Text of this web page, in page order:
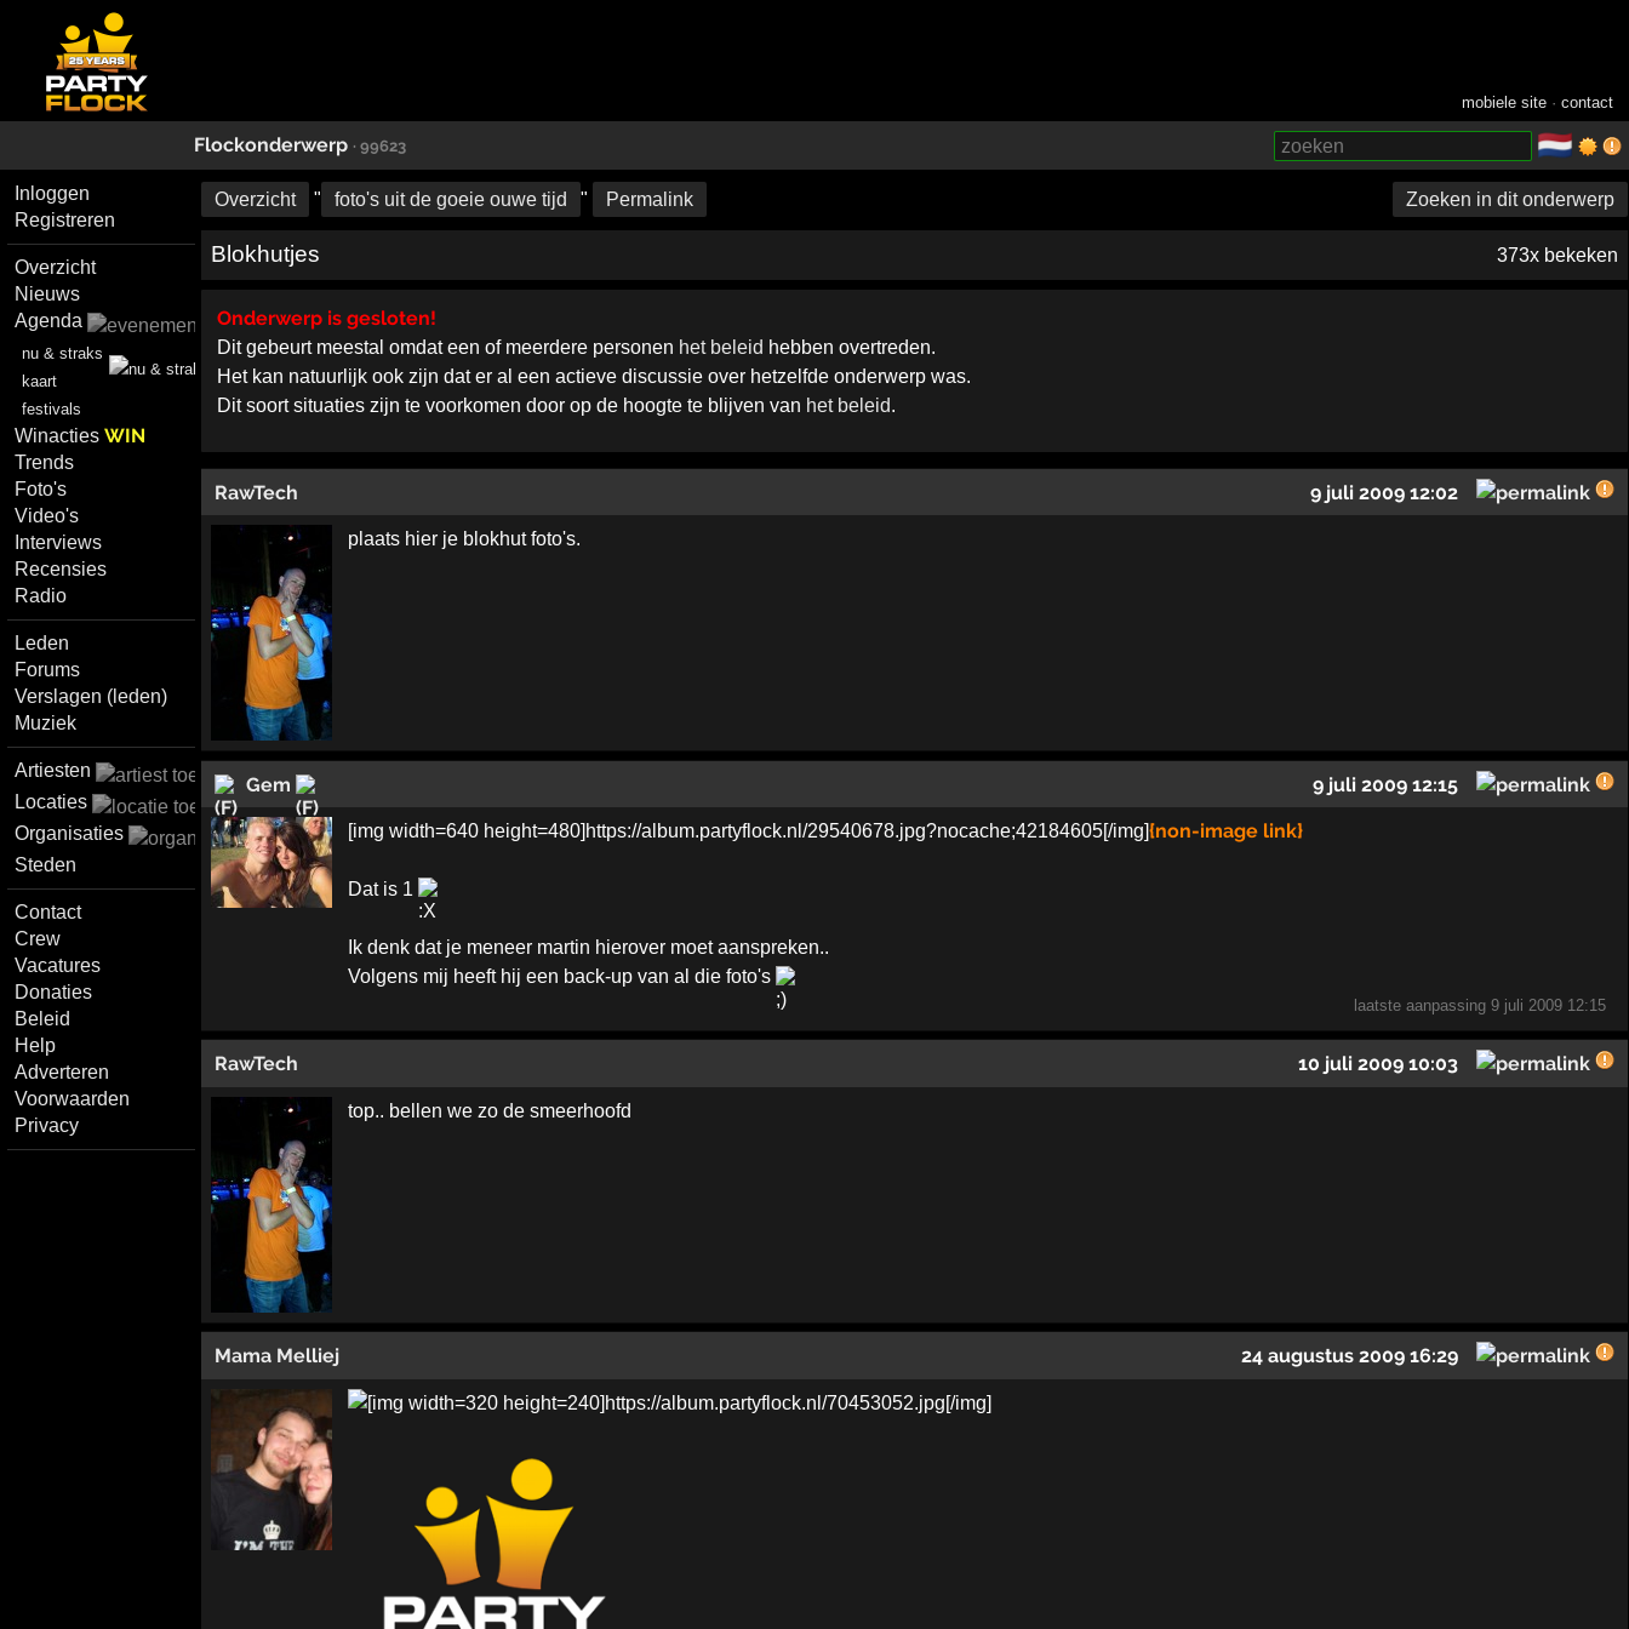
mobiele site ·contact
Flockonderwerp · 99623 🇳🇱
Inloggen
Registreren
Overzicht
Nieuws
Agenda
nu & straks
kaart
festivals
WinactiesWIN
Trends
Foto's
Video's
Interviews
Recensies
Radio
Leden
Forums
Verslagen (leden)
Muziek
Artiesten
Locaties
Organisaties
Steden
Contact
Crew
Vacatures
Donaties
Beleid
Help
Adverteren
Voorwaarden
Privacy
Overzicht " foto's uit de goeie ouwe tijd " Permalink Zoeken in dit onderwerp
Blokhutjes 373x bekeken
Onderwerp is gesloten!
Dit gebeurt meestal omdat een of meerdere personen het beleid hebben overtreden.
Het kan natuurlijk ook zijn dat er al een actieve discussie over hetzelfde onderwerp was.
Dit soort situaties zijn te voorkomen door op de hoogte te blijven van het beleid.
RawTech 9 juli 2009 12:02
plaats hier je blokhut foto's.
Gem 9 juli 2009 12:15
[img width=640 height=480]https://album.partyflock.nl/29540678.jpg?nocache;42184605[/img]{non-image link}
Dat is 1
Ik denk dat je meneer martin hierover moet aanspreken..
Volgens mij heeft hij een back-up van al die foto's
laatste aanpassing 9 juli 2009 12:15
RawTech 10 juli 2009 10:03
top.. bellen we zo de smeerhoofd
Mama Melliej 24 augustus 2009 16:29